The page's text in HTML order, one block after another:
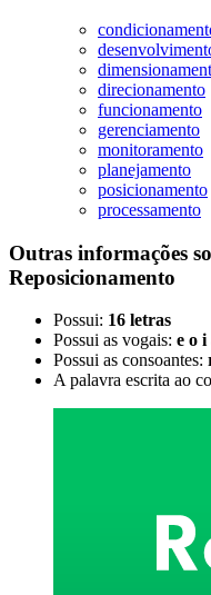
direcionamento
funcionamento
gerenciamento
monitoramento
planejamento
posicionamento
processamento
Outras informações
Reposicionamento
Possui: 16 letras
Possui as vogais: e o i
Possui as consoantes:
A palavra escrita ao